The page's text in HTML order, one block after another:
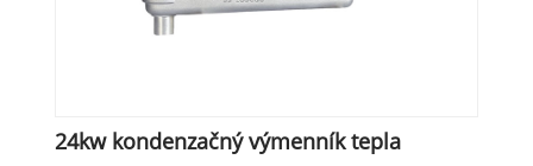
24kw kondenzačný výmenník tepla